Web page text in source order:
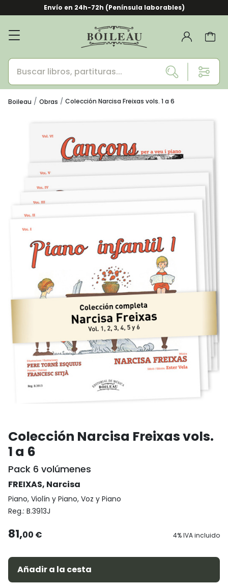
Envío en 24h-72h (Península laborables)
Boileau Obras Colección Narcisa Freixas vols. 1 a 6
Colección Narcisa Freixas vols.
1 a 6
Pack 6 volúmenes
FREIXAS, Narcisa
Piano, Violín y Piano, Voz y Piano
Reg.: B.3913J
81,00 € 4% IVA incluido
Añadir a la cesta